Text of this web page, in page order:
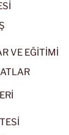
VE EĞİTİMİ